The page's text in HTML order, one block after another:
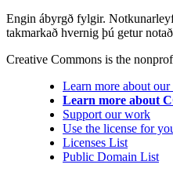
Engin ábyrgð fylgir.
takmarkað hvernig þú getur
Creative Commons is the
Learn more about
Learn more about
Support our work
Use the license for
Licenses List
Public Domain List